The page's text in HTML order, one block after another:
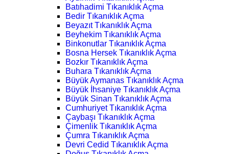
Batıhadimi Tıkanıklık Açma
Bedir Tıkanıklık Açma
Beyazıt Tıkanıklık Açma
Beyhekim Tıkanıklık Açma
Binkonutlar Tıkanıklık Açma
Bosna Hersek Tıkanıklık Açma
Bozkır Tıkanıklık Açma
Buhara Tıkanıklık Açma
Büyük Aymanas Tıkanıklık Açma
Büyük İhsaniye Tıkanıklık Açma
Büyük Sinan Tıkanıklık Açma
Cumhuriyet Tıkanıklık Açma
Çaybaşı Tıkanıklık Açma
Çimenlik Tıkanıklık Açma
Çumra Tıkanıklık Açma
Devri Cedid Tıkanıklık Açma